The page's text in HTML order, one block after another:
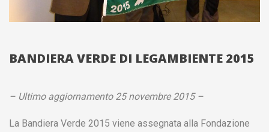
BANDIERA VERDE DI LEGAMBIENTE 2015
– Ultimo aggiornamento 25 novembre 2015 –
La Bandiera Verde 2015 viene assegnata alla Fondazione